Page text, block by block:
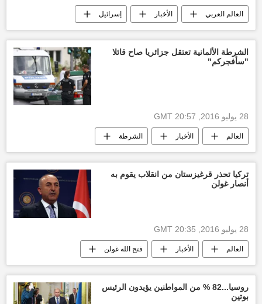
العالم العربي الأخبار إسرائيل
السفارة المصرية في تل ابيب حفل
العيد الوطني ثورة يوليو سياسة
بنيامين نتنياهو
الشرطة الألمانية تعتقل جزائريا صاح قائلا
"سأفجركم"
28 يوليو 2016, 20:57 GMT
العالم الأخبار الشرطة
اعتقال مختل عقليا إرهاب أخبار ألمانيا
تركيا تحذر قرغيزستان من انقلاب يقوم به
أنصار غولن
28 يوليو 2016, 20:35 GMT
العالم الأخبار فتح الله غولن
تحذير أخبار تركيا اليوم
أخبار قرغيزستانروسيا...82 % من المواطنين يؤيدون الرئيس
بوتين